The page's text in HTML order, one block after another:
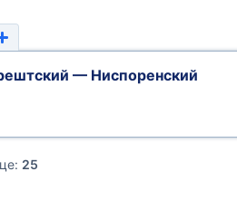
— Ниспоренский
25